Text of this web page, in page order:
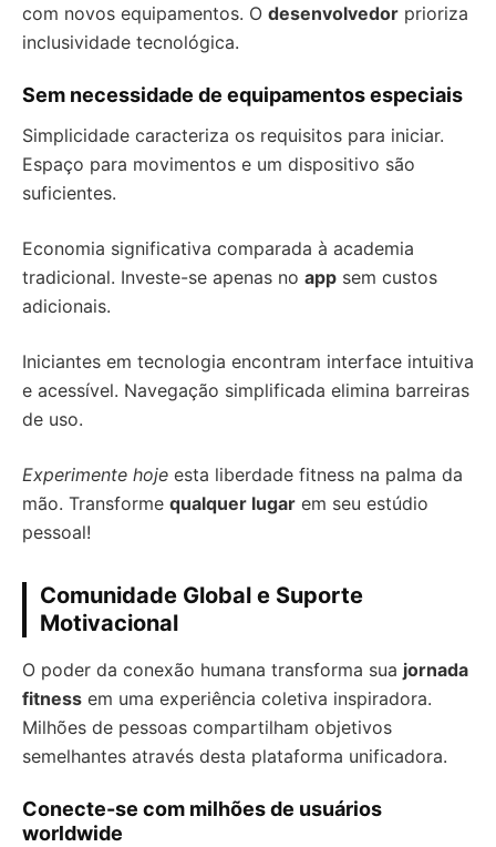
com novos equipamentos. O desenvolvedor prioriza
inclusividade tecnológica.
Sem necessidade de equipamentos especiais
Simplicidade caracteriza os requisitos para iniciar.
Espaço para movimentos e um dispositivo são
suficientes.
Economia significativa comparada à academia
tradicional. Investe-se apenas no app sem custos
adicionais.
Iniciantes em tecnologia encontram interface intuitiva
e acessível. Navegação simplificada elimina barreiras
de uso.
Experimente hoje esta liberdade fitness na palma da
mão. Transforme qualquer lugar em seu estúdio
pessoal!
Comunidade Global e Suporte
Motivacional
O poder da conexão humana transforma sua jornada
fitness em uma experiência coletiva inspiradora.
Milhões de pessoas compartilham objetivos
semelhantes através desta plataforma unificadora.
Conecte-se com milhões de usuários
worldwide